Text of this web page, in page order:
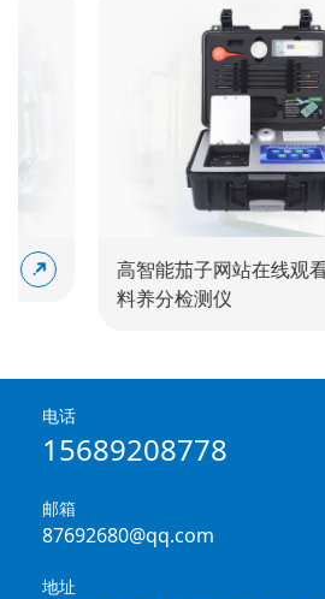
高智能茄子网站在线观看肥
料养分检测仪
电话
15689208778
邮箱
87692680@qq.com
地址